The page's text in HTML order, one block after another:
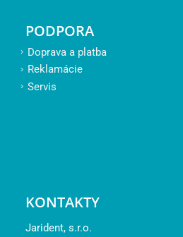
PODPORA
Doprava a platba
Reklamácie
Servis
KONTAKTY
Jarident, s.r.o.